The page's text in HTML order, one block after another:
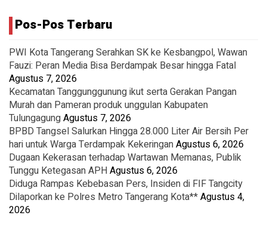
Pos-Pos Terbaru
PWI Kota Tangerang Serahkan SK ke Kesbangpol, Wawan
Fauzi: Peran Media Bisa Berdampak Besar hingga Fatal
Agustus 7, 2026
Kecamatan Tanggunggunung ikut serta Gerakan Pangan
Murah dan Pameran produk unggulan Kabupaten
TulungagungAgustus 7, 2026
BPBD Tangsel Salurkan Hingga 28.000 Liter Air Bersih Per
hari untuk Warga Terdampak KekeringanAgustus 6, 2026
Dugaan Kekerasan terhadap Wartawan Memanas, Publik
Tunggu Ketegasan APHAgustus 6, 2026
Diduga Rampas Kebebasan Pers, Insiden di FIF Tangcity
Dilaporkan ke Polres Metro Tangerang Kota**Agustus 4,
2026